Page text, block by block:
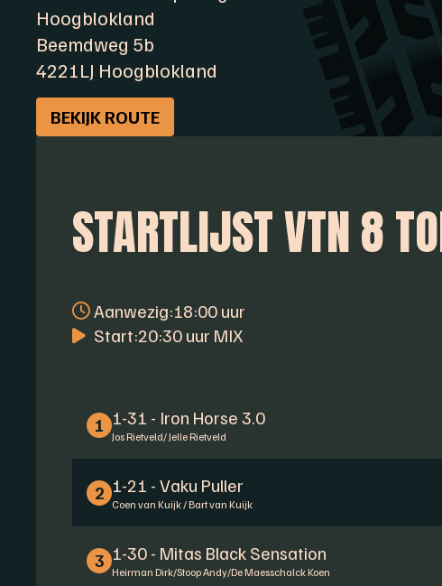
Hoogblokland
Beemdweg 5b
4221LJ Hoogblokland
BEKIJK ROUTE
STARTLIJST VTN 8
Aanwezig:18:00 uur
Start:20:30 uur MIX
1 1-31 - Iron Horse 3.0
Jos Rietveld/ Jelle Rietveld
2 1-21 - Vaku Puller
Coen van Kuijk / Bart van Kuijk
3 1-30 - Mitas Black Sensation
Heirman Dirk/Stoop Andy/De Maesschalck Koen